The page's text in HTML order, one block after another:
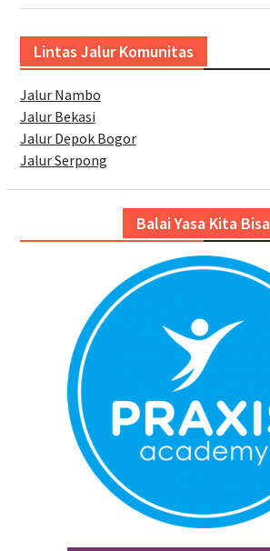
Lintas Jalur Komunitas
Jalur Nambo
Jalur Bekasi
Jalur Depok Bogor
Jalur Serpong
Balai Yasa Kita Bisa